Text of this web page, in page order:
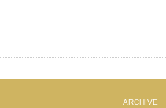
ARCHIVE